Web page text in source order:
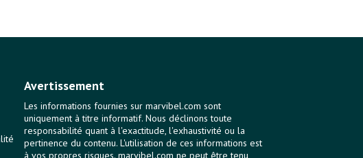
Avertissement
Les informations fournies sur marvibel.com sont
uniquement à titre informatif. Nous déclinons toute
responsabilité quant à l'exactitude, l'exhaustivité ou la
pertinence du contenu. L'utilisation de ces informations est
à vos propres risques. marvibel.com ne peut être tenu